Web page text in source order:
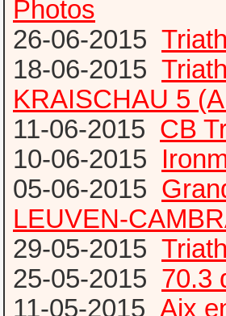
Photos
26-06-2015
18-06-2015
KRAISCHAU 5
11-06-2015 CB
10-06-2015
05-06-2015
LEUVEN-
29-05-2015
25-05-2015 70.3
11-05-2015 Aix